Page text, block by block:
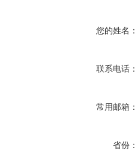
您的姓名：
联系电话：
常用邮箱：
省份：